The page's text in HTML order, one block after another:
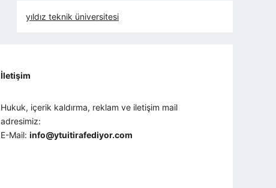
yıldız teknik üniversitesi
İletişim
Hukuk, içerik kaldırma, reklam ve iletişim mail
adresimiz:
E-Mail:info@ytuitirafediyor.com